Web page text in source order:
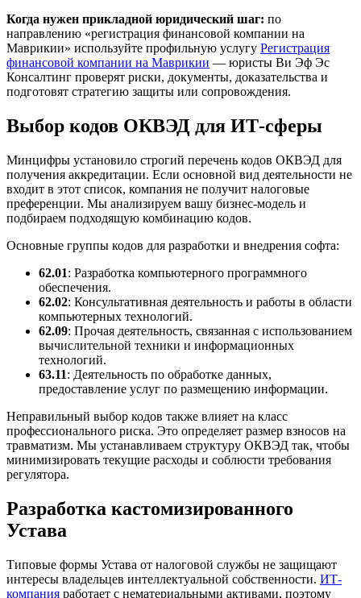
Когда нужен прикладной юридический шаг: по
направлению «регистрация финансовой компании на
Маврикии» используйте профильную услугу Регистрация
финансовой компании на Маврикии — юристы Ви Эф Эс
Консалтинг проверят риски, документы, доказательства и
подготовят стратегию защиты или сопровождения.
Выбор кодов ОКВЭД для ИТ-сферы
Минцифры установило строгий перечень кодов ОКВЭД для
получения аккредитации. Если основной вид деятельности не
входит в этот список, компания не получит налоговые
преференции. Мы анализируем вашу бизнес-модель и
подбираем подходящую комбинацию кодов.
Основные группы кодов для разработки и внедрения софта:
62.01: Разработка компьютерного программного
обеспечения.
62.02: Консультативная деятельность и работы в области
компьютерных технологий.
62.09: Прочая деятельность, связанная с использованием
вычислительной техники и информационных
технологий.
63.11: Деятельность по обработке данных,
предоставление услуг по размещению информации.
Неправильный выбор кодов также влияет на класс
профессионального риска. Это определяет размер взносов на
травматизм. Мы устанавливаем структуру ОКВЭД так, чтобы
минимизировать текущие расходы и соблюсти требования
регулятора.
Разработка кастомизированного
Устава
Типовые формы Устава от налоговой службы не защищают
интересы владельцев интеллектуальной собственности. ИТ-
компания работает с нематериальными активами, поэтому